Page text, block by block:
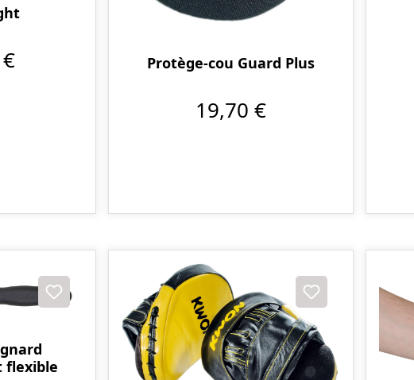
Protège-cou Guard Plus
19,70 €
flexible